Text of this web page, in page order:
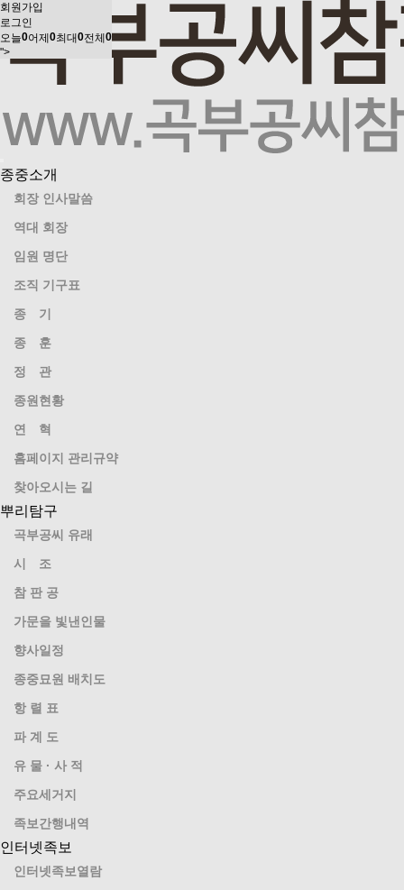
회원가입
로그인
오늘0어제 0최대0전체 0
">
종중소개
회장 인사말씀
역대 회장
임원 명단
조직 기구표
종 기
종 훈
정 관
종원현황
연 혁
홈페이지 관리규약
찾아오시는 길
뿌리탐구
곡부공씨 유래
시 조
참 판 공
가문을 빛낸인물
향사일정
종중묘원 배치도
항 렬 표
파 계 도
유 물 · 사 적
주요세거지
족보간행내역
인터넷족보
인터넷족보열람